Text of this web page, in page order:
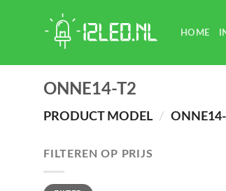
HOME
ONNE14-T2
PRODUCT MODEL /
FILTEREN OP PRIJS
Min.
Max.